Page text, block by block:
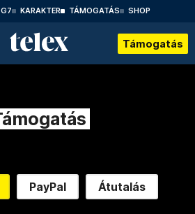
G7 KARAKTER TÁMOGATÁS SHOP
Támogatás
PayPal Átutalás